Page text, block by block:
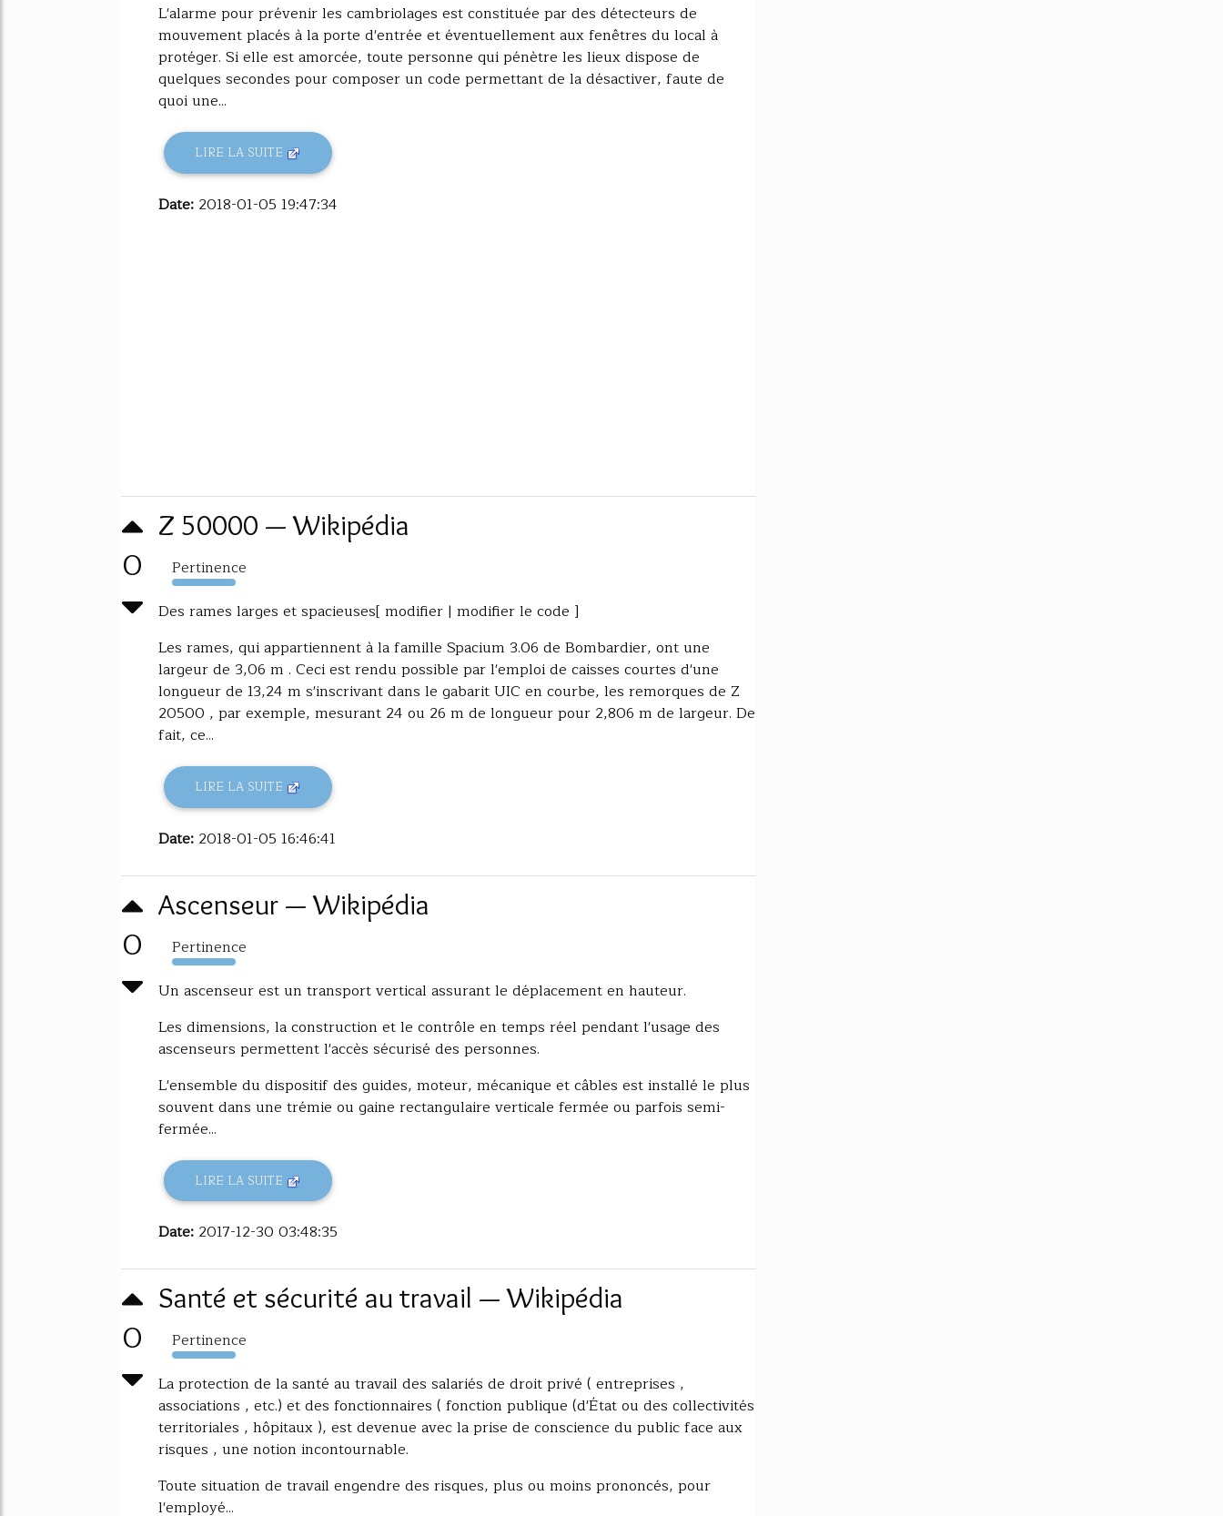
L'alarme pour prévenir les cambriolages est constituée par des détecteurs de
mouvement placés à la porte d'entrée et éventuellement aux fenêtres du local à
protéger. Si elle est amorcée, toute personne qui pénètre les lieux dispose de
quelques secondes pour composer un code permettant de la désactiver, faute de
quoi une...
LIRE LA SUITE
Date: 2018-01-05 19:47:34
0
Z 50000 — Wikipédia
Pertinence
1431%
Des rames larges et spacieuses[ modifier | modifier le code ]
Les rames, qui appartiennent à la famille Spacium 3.06 de Bombardier, ont une
largeur de 3,06 m . Ceci est rendu possible par l'emploi de caisses courtes d'une
longueur de 13,24 m s'inscrivant dans le gabarit UIC en courbe, les remorques de Z
20500 , par exemple, mesurant 24 ou 26 m de longueur pour 2,806 m de largeur. De
fait, ce...
LIRE LA SUITE
Date: 2018-01-05 16:46:41
0
Ascenseur — Wikipédia
Pertinence
1272%
Un ascenseur est un transport vertical assurant le déplacement en hauteur.
Les dimensions, la construction et le contrôle en temps réel pendant l'usage des
ascenseurs permettent l'accès sécurisé des personnes.
L'ensemble du dispositif des guides, moteur, mécanique et câbles est installé le plus
souvent dans une trémie ou gaine rectangulaire verticale fermée ou parfois semi-
fermée...
LIRE LA SUITE
Date: 2017-12-30 03:48:35
0
Santé et sécurité au travail — Wikipédia
Pertinence
1269%
La protection de la santé au travail des salariés de droit privé ( entreprises ,
associations , etc.) et des fonctionnaires ( fonction publique (d'État ou des collectivités
territoriales , hôpitaux ), est devenue avec la prise de conscience du public face aux
risques , une notion incontournable.
Toute situation de travail engendre des risques, plus ou moins prononcés, pour
l'employé...